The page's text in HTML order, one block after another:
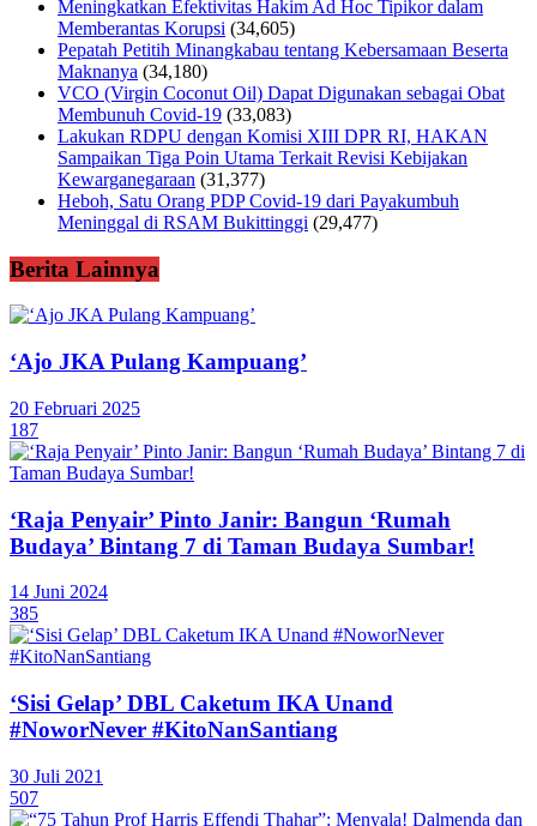
Meningkatkan Efektivitas Hakim Ad Hoc Tipikor dalam
Memberantas Korupsi (34,605)
Pepatah Petitih Minangkabau tentang Kebersamaan Beserta
Maknanya (34,180)
VCO (Virgin Coconut Oil) Dapat Digunakan sebagai Obat
Membunuh Covid-19 (33,083)
Lakukan RDPU dengan Komisi XIII DPR RI, HAKAN
Sampaikan Tiga Poin Utama Terkait Revisi Kebijakan
Kewarganegaraan (31,377)
Heboh, Satu Orang PDP Covid-19 dari Payakumbuh
Meninggal di RSAM Bukittinggi (29,477)
Berita Lainnya
‘Ajo JKA Pulang Kampuang’
20 Februari 2025
187
‘Raja Penyair’ Pinto Janir: Bangun ‘Rumah
Budaya’ Bintang 7 di Taman Budaya Sumbar!
14 Juni 2024
385
‘Sisi Gelap’ DBL Caketum IKA Unand
#NoworNever #KitoNanSantiang
30 Juli 2021
507